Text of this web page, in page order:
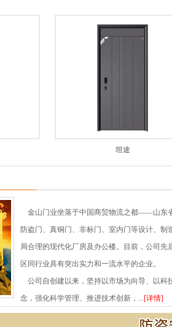
坦途
金山门业坐落于中国商贸物流之都——山东
防盗门、真铜门、非标门、室内门等设计、
局合理的现代化厂房及办公楼。目前，公司
区同行业具有突出实力和一流水平的企业。
公司自创建以来，坚持以市场为向导、以科
念，强化科学管理、推进技术创新，...[详情]